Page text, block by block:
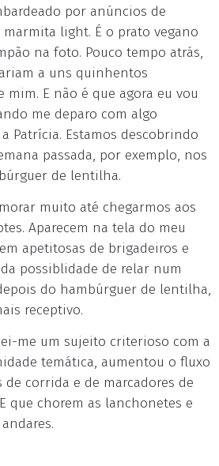
por anúncios de
marmita light. É o prato vegano
na foto. Pouco tempo atrás,
a uns quinhentos
E não é que agora eu vou
me deparo com algo
Patrícia. Estamos descobrindo
passada, por exemplo, nos
de lentilha.
muito até chegarmos aos
Aparecem na tela do meu
apetitosas de brigadeiros e
possiblidade de relar num
do hambúrguer de lentilha,
receptivo.
me um sujeito criterioso com a
temática, aumentou o fluxo
corrida e de marcadores de
que chorem as lanchonetes e